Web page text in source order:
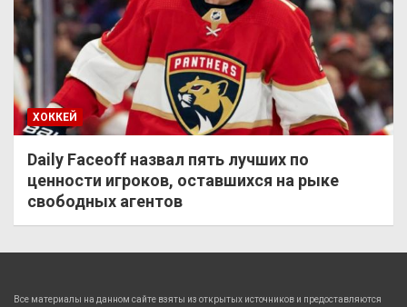
ХОККЕЙ
Daily Faceoff назвал пять лучших по
ценности игроков, оставшихся на рыке
свободных агентов
Все материалы на данном сайте взяты из открытых источников и предоставляются